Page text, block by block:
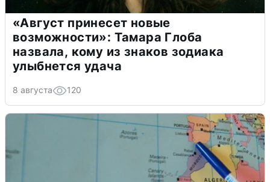
«Август принесет новые
возможности»: Тамара Глоба
назвала, кому из знаков зодиака
улыбнется удача
8 августа 120